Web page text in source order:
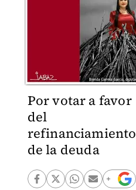
Por votar a favor
del
refinanciamiento
de la deuda